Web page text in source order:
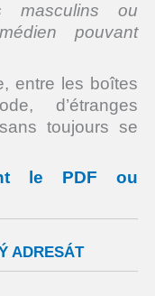
masculins ou
pouvant
entre les boîtes
d’étranges
toujours se
le PDF ou
ADRESÁT